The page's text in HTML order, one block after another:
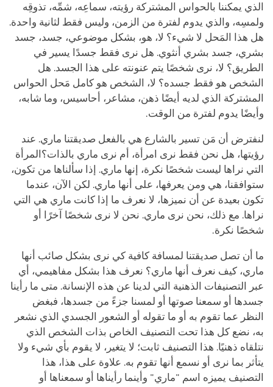
الذي يمكننا بالحواس المشتركة رؤيته، سماعِه، شمِّه، تذوقِه
ولمسِه، والذي يدوم لفترة من الزمن، وليس فقط لثانية واحدة.
هل هذا المَحل لا شيء؟ لا، هو، بشكل موضوعي، جسد، جسد
بشري، جسد بشري أنثوي. هل نرى فقط جسدًا يسير في
الطريق؟ لا، نرى شخصًا يتم عنونته على هذا الجسد. هل
الشخص هو فقط جسده؟ لا، الشخص هو كامل مَحل الحواس
المشتركة الذي لديه أيضًا ذهن، مشاعر، أحاسيس، وما شابه،
وأيضًا يدوم لفترة من الوقت.
لنفترض أن مَن تسير بالشارع هي بالفعل صديقتنا ماري. عند
رؤيتها، هل نحن فقط نرى امرأة، أم نرى ماري بالذات؟المرأة
التي نراها ليست شخصًا نكرة، إنها ماري. إذا سألناها من تكون،
ستوافقنا، هي ومن يعرفها، على أنها ماري. لكن الآن، عندما
تكون بعيدة عن أن نميزها، لا نعرف ما إذا كانت ماري هي التي
نراها. مع ذلك، نحن نرى ماري. نحن لا نرى شخصًا آخرًا أو
شخصًا نكرة.
ما أن تصل صديقتنا لمسافة كافية كي نرى بشكل صائب أنها
ماري، كيف نعرف أنها ماري؟ نعرف هذا بشكل مفاهيمي، أي
عبر التصنيفات الذهنية التي لدينا عن هذه الإنسانة. متى ما رأينا
جسدها أو سمعنا صوتها أو لمسنا جزءً من جسدها، فبغض
النظر عما تقوم به أو ما تقوله أو الشعور الجسدي الذي نشعر
به، نضع كل هذا تحت التصنيف الخاص بذات الشخص الذي
نتلقاه ذهنيًا. هذا التصنيف ثابت؛ لا يتغير، لا يقوم بأي شيء ولا
يتأثر بما نرى أو نسمع أنها تقوم به. علاوة على هذا، هذا
التصنيف يميزه اسم "ماري" وأينما رأيناها أو سمعناها أو